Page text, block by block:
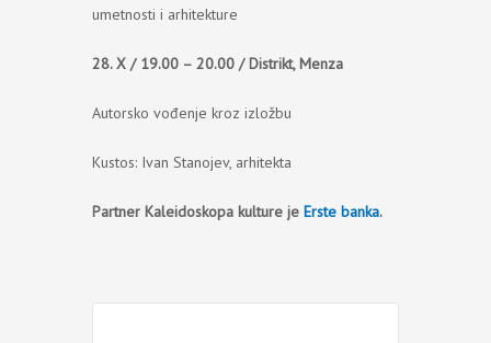
umetnosti i arhitekture
28. X / 19.00 – 20.00 / Distrikt, Menza
Autorsko vođenje kroz izložbu
Kustos: Ivan Stanojev, arhitekta
Partner Kaleidoskopa kulture je Erste banka.